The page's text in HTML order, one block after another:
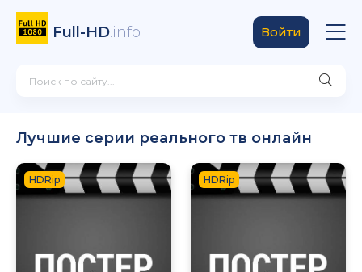
Full-HD.info Войти
Лучшие серии реального тв онлайн
HDRip HDRip